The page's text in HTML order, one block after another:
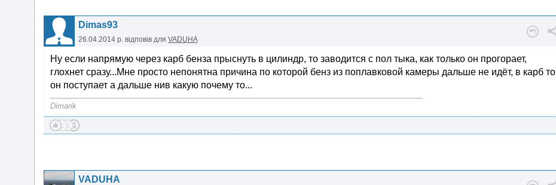
Dimas93
26.04.2014 р. відповів для VADUHA
Ну если напрямую через карб бенза прыснуть в цилиндр, то заводится с пол тыка, как только он прогорает,
глохнет сразу...Мне просто непонятна причина по которой бенз из поплавковой камеры дальше не идёт, в карб то
он поступает а дальше нив какую почему то...
Dimarik
VADUHA